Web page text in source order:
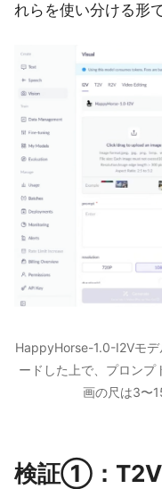
れらを使い分ける形
HappyHorse-1.0-I2Vモデ
ードした上で、プロンプ
画の尺は3〜
検証①：T2V